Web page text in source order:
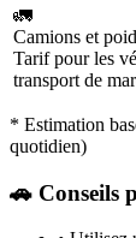
🚛
Camions et
Tarif pour les
transport de
* Estimation
quotidien)
🚗 Conseils